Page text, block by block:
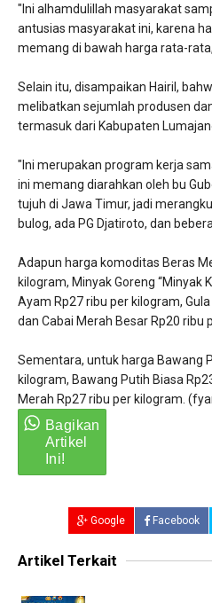
"Ini alhamdulillah masyarakat
antusias masyarakat ini, karena
memang di bawah harga rata-
Selain itu, disampaikan Hairil,
melibatkan sejumlah produsen
termasuk dari Kabupaten
"Ini merupakan program kerja
ini memang diarahkan oleh bu
tujuh di Jawa Timur, jadi
bulog, ada PG Djatiroto, dan
Adapun harga komoditas Beras
kilogram, Minyak Goreng “Minyak
Ayam Rp27 ribu per kilogram,
dan Cabai Merah Besar Rp20 ribu
Sementara, untuk harga Bawang
kilogram, Bawang Putih Biasa
Merah Rp27 ribu per kilogram.
Google Facebook
Artikel Terkait